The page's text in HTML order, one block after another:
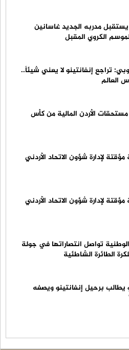
يستقبل مدربه الجديد غاسانين
الكروي المقبل
تراجع إنفانتينو لا يعني شيئاً..
العالم
الأردن المالية من كأس
لإدارة شؤون الاتحاد الأردني
لإدارة شؤون الاتحاد الأردني
تواصل انتصاراتها في جولة
الطائرة الشاطئية
برحيل إنفانتينو ويصفه